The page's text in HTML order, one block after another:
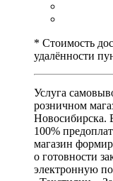
* Стоимость
удалённости
Услуга
розничном
Новосибирска.
100%
магазин
о готовности
электронную